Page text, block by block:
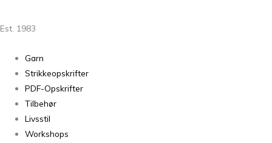
Est. 1983
Garn
Strikkeopskrifter
PDF-Opskrifter
Tilbehør
Livsstil
Workshops